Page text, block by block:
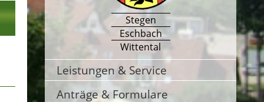
Stegen
Eschbach
Wittental
Leistungen & Service
Anträge & Formulare